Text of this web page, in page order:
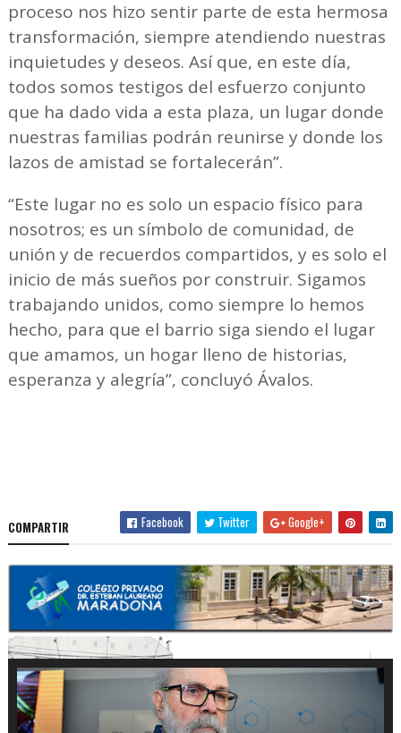
proceso nos hizo sentir parte de esta hermosa
transformación, siempre atendiendo nuestras
inquietudes y deseos. Así que, en este día,
todos somos testigos del esfuerzo conjunto
que ha dado vida a esta plaza, un lugar donde
nuestras familias podrán reunirse y donde los
lazos de amistad se fortalecerán”.
“Este lugar no es solo un espacio físico para
nosotros; es un símbolo de comunidad, de
unión y de recuerdos compartidos, y es solo el
inicio de más sueños por construir. Sigamos
trabajando unidos, como siempre lo hemos
hecho, para que el barrio siga siendo el lugar
que amamos, un hogar lleno de historias,
esperanza y alegría”, concluyó Ávalos.
COMPARTIR Facebook Twitter Google+